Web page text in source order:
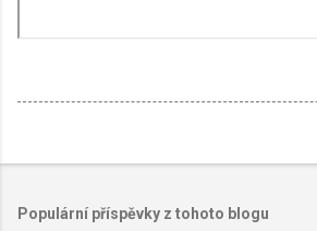
Populární příspěvky z tohoto blogu